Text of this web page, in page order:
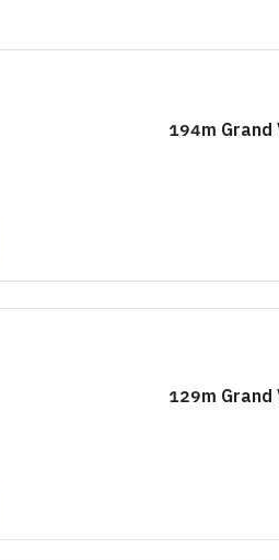
وقسط حتي ١٠ سنوات ( عاين وحدتك)